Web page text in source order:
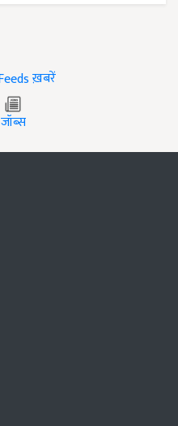
ख़बरें
जॉब्स